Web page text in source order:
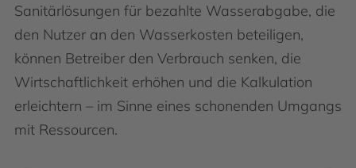
Sanitärlösungen für bezahlte Wasserabgabe, die
den Nutzer an den Wasserkosten beteiligen,
können Betreiber den Verbrauch senken, die
Wirtschaftlichkeit erhöhen und die Kalkulation
erleichtern – im Sinne eines schonenden Umgangs
mit Ressourcen.